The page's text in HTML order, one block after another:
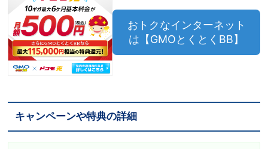
おトクなインターネット
は【GMOとくとくBB】
キャンペーンや特典の詳細